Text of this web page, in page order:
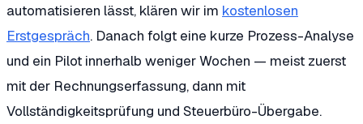
automatisieren lässt, klären wir im kostenlosen
Erstgespräch. Danach folgt eine kurze Prozess-Analyse
und ein Pilot innerhalb weniger Wochen — meist zuerst
mit der Rechnungserfassung, dann mit
Vollständigkeitsprüfung und Steuerbüro-Übergabe.